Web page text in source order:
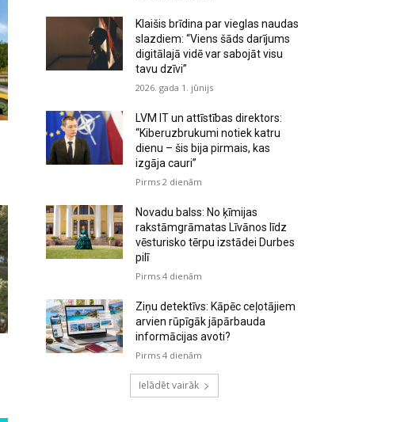
Klaišis brīdina par vieglas naudas
slazdiem: “Viens šāds darījums
digitālajā vidē var sabojāt visu
tavu dzīvi”
2026. gada 1. jūnijs
LVM IT un attīstības direktors:
“Kiberuzbrukumi notiek katru
dienu – šis bija pirmais, kas
izgāja cauri”
Pirms 2 dienām
Novadu balss: No ķīmijas
rakstāmgrāmatas Līvānos līdz
vēsturisko tērpu izstādei Durbes
pilī
Pirms 4 dienām
Ziņu detektīvs: Kāpēc ceļotājiem
arvien rūpīgāk jāpārbauda
informācijas avoti?
Pirms 4 dienām
Ielādēt vairāk